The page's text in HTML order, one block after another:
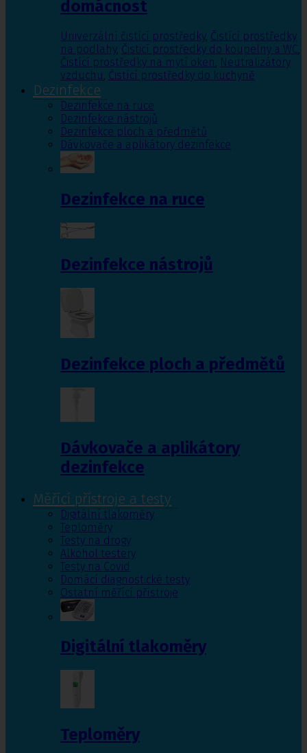
domácnost
Univerzální čistící prostředky, Čistící prostředky
na podlahy, Čisticí prostředky do koupelny a WC,
Čistící prostředky na mytí oken, Neutralizátory
vzduchu, Čistící prostředky do kuchyně
Dezinfekce
Dezinfekce na ruce
Dezinfekce nástrojů
Dezinfekce ploch a předmětů
Dávkovače a aplikátory dezinfekce
Dezinfekce na ruce
Dezinfekce nástrojů
Dezinfekce ploch a předmětů
Dávkovače a aplikátory
dezinfekce
Měřící přístroje a testy
Digitální tlakoměry
Teploměry
Testy na drogy
Alkohol testery
Testy na Covid
Domácí diagnostické testy
Ostatní měřící přístroje
Digitální tlakoměry
Teploměry